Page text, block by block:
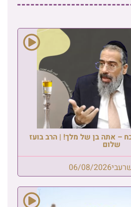
– אתה בן של מלך! | הרב בועז
שלום
06/08/2026